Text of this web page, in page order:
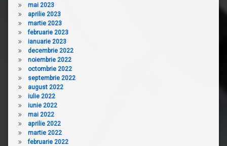
mai 2023
aprilie 2023
martie 2023
februarie 2023
ianuarie 2023
decembrie 2022
noiembrie 2022
octombrie 2022
septembrie 2022
august 2022
iulie 2022
iunie 2022
mai 2022
aprilie 2022
martie 2022
februarie 2022